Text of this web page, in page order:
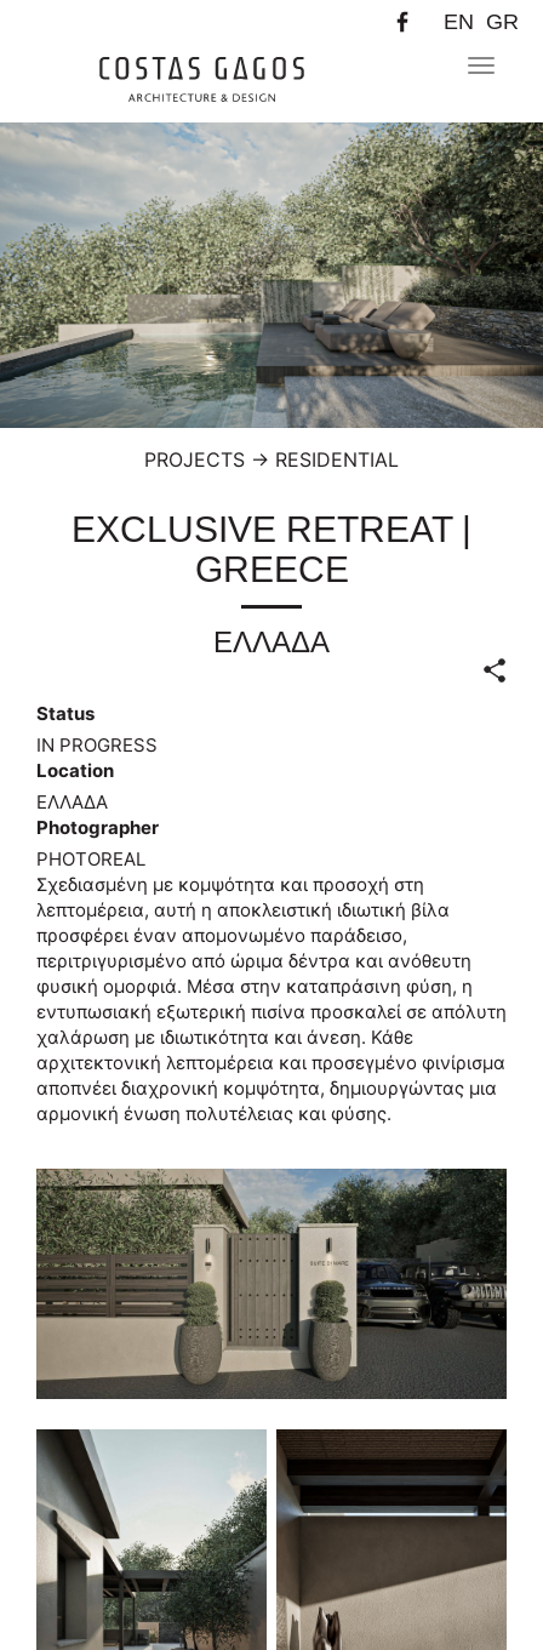
Toggle
EN GR
PROJECTS → RESIDENTIAL
EXCLUSIVE RETREAT |
GREECE
ΕΛΛΑΔΑ
Status
IN PROGRESS
Location
ΕΛΛΑΔΑ
Photographer
PHOTOREAL
Σχεδιασμένη με κομψότητα και προσοχή στη
λεπτομέρεια, αυτή η αποκλειστική ιδιωτική βίλα
προσφέρει έναν απομονωμένο παράδεισο,
περιτριγυρισμένο από ώριμα δέντρα και ανόθευτη
φυσική ομορφιά. Μέσα στην καταπράσινη φύση, η
εντυπωσιακή εξωτερική πισίνα προσκαλεί σε απόλυτη
χαλάρωση με ιδιωτικότητα και άνεση. Κάθε
αρχιτεκτονική λεπτομέρεια και προσεγμένο φινίρισμα
αποπνέει διαχρονική κομψότητα, δημιουργώντας μια
αρμονική ένωση πολυτέλειας και φύσης.